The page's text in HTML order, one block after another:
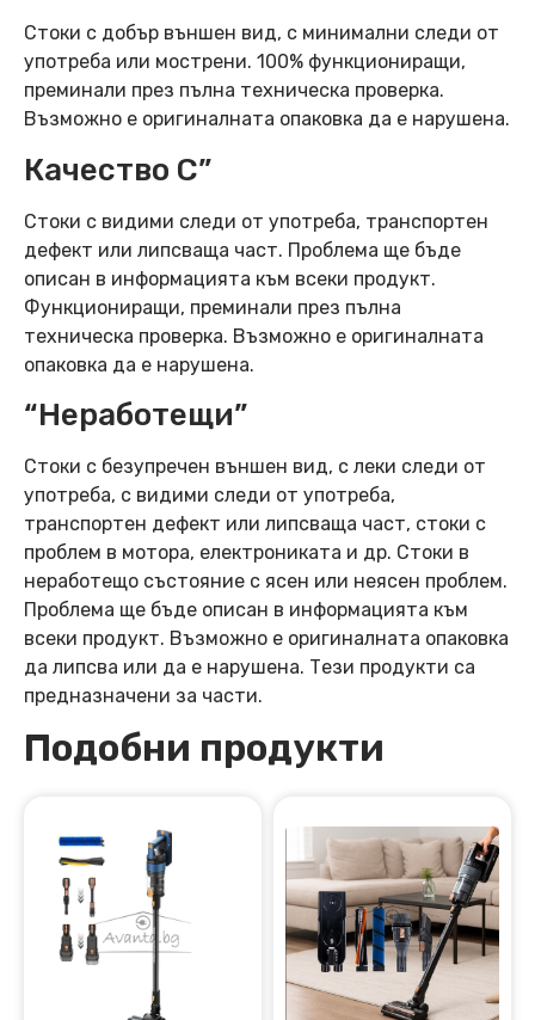
Стоки с добър външен вид, с минимални следи от
употреба или мострени. 100% функциониращи,
преминали през пълна техническа проверка.
Възможно е оригиналната опаковка да е нарушена.
Качество C”
Стоки с видими следи от употреба, транспортен
дефект или липсваща част. Проблема ще бъде
описан в информацията към всеки продукт.
Функциониращи, преминали през пълна
техническа проверка. Възможно е оригиналната
опаковка да е нарушена.
“Неработещи”
Стоки с безупречен външен вид, с леки следи от
употреба, с видими следи от употреба,
транспортен дефект или липсваща част, стоки с
проблем в мотора, електрониката и др. Стоки в
неработещо състояние с ясен или неясен проблем.
Проблема ще бъде описан в информацията към
всеки продукт. Възможно е оригиналната опаковка
да липсва или да е нарушена. Тези продукти са
предназначени за части.
Подобни продукти